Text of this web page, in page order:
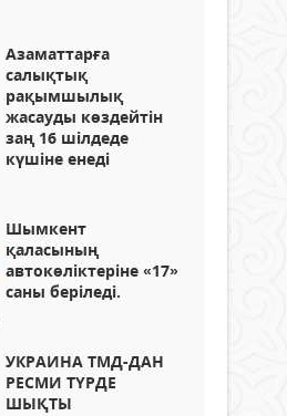
Азаматтарға
салықтық
рақымшылық
жасауды көздейтін
заң 16 шілдеде
күшіне енеді
Шымкент
қаласының
автокөліктеріне «17»
саны беріледі.
УКРАИНА ТМД-ДАН
РЕСМИ ТҮРДЕ
ШЫҚТЫ